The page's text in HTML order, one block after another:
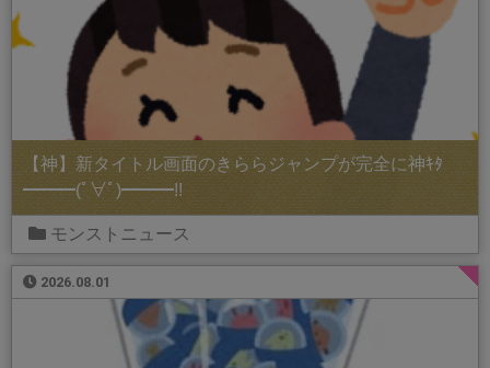
【神】新タイトル画面のきららジャンプが完全に神ｷﾀ
━━━(ﾟ∀ﾟ)━━━!!
モンストニュース
2026.08.01